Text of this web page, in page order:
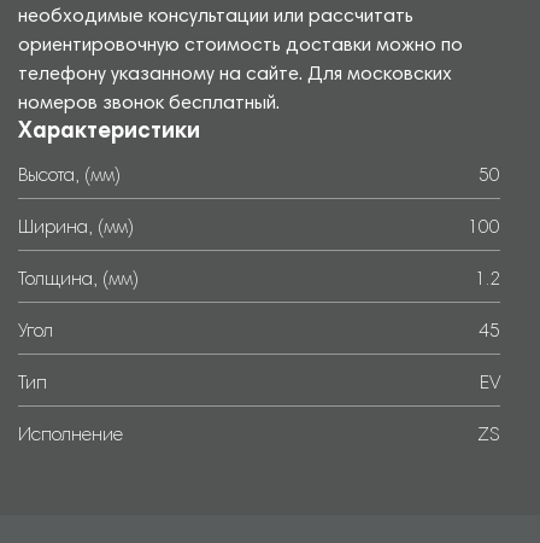
необходимые консультации или рассчитать
ориентировочную стоимость доставки можно по
телефону указанному на сайте. Для московских
номеров звонок бесплатный.
Характеристики
Высота, (мм) 50
Ширина, (мм) 100
Толщина, (мм) 1.2
Угол 45
Тип EV
Исполнение ZS